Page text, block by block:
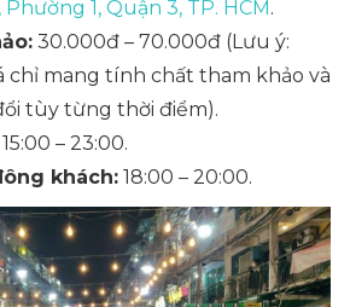
1, Quận 3, TP. HCM.
30.000đ – 70.000đ (Lưu ý:
chỉ mang tính chất tham khảo và
tùy từng thời điểm).
15:00 – 23:00.
khách: 18:00 – 20:00.